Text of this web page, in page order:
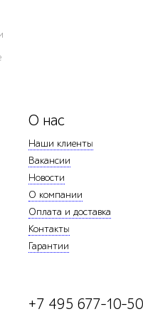
О нас
Наши клиенты
Вакансии
Новости
О компании
Оплата и доставка
Контакты
Гарантии
+7 495 677-10-50